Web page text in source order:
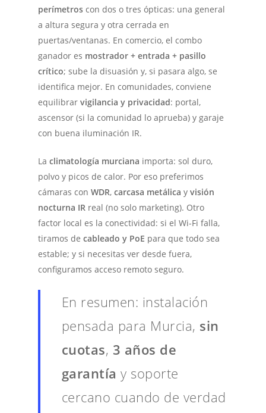
perímetros con dos o tres ópticas: una general
a altura segura y otra cerrada en
puertas/ventanas. En comercio, el combo
ganador es mostrador + entrada + pasillo
crítico; sube la disuasión y, si pasara algo, se
identifica mejor. En comunidades, conviene
equilibrarvigilancia y privacidad: portal,
ascensor (si la comunidad lo aprueba) y garaje
con buena iluminación IR.
Laclimatología murciana importa: sol duro,
polvo y picos de calor. Por eso preferimos
cámaras conWDR,carcasa metálica yvisión
nocturna IR real (no solo marketing). Otro
factor local es la conectividad: si el Wi-Fi falla,
tiramos decableado y PoE para que todo sea
estable; y si necesitas ver desde fuera,
configuramos acceso remoto seguro.
En resumen: instalación
pensada para Murcia, sin
cuotas, 3 años de
garantía y soporte
cercano cuando de verdad